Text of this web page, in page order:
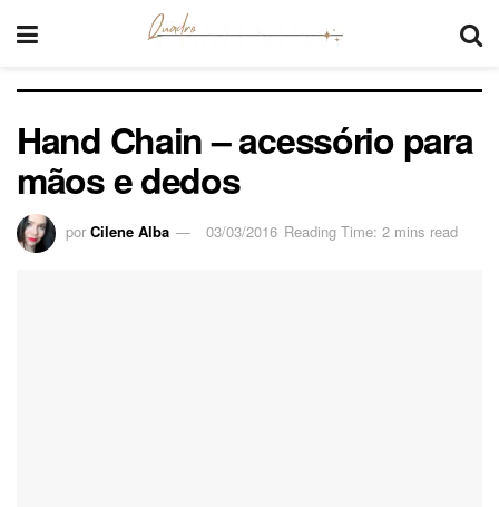
Hand Chain – acessório para
mãos e dedos
por Cilene Alba 03/03/2016 Reading Time: 2 mins read